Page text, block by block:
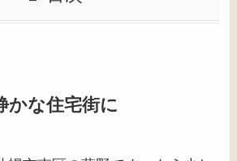
かな住宅街に